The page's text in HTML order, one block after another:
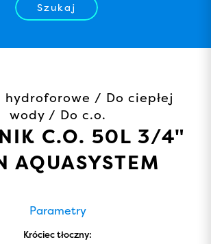
Szukaj
/ Do ciepłej
wody / Do c.o.
C.O. 50L 3/4"
AQUASYSTEM
Parametry
Króciec tłoczny: